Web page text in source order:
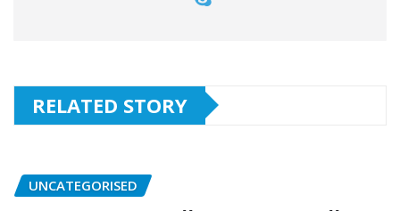
RELATED STORY
UNCATEGORISED